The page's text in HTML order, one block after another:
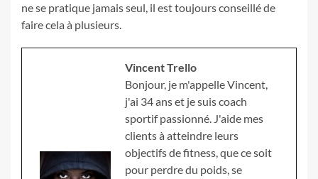
ne se pratique jamais seul, il est toujours conseillé de
faire cela à plusieurs.
Vincent Trello
Bonjour, je m'appelle Vincent,
j'ai 34 ans et je suis coach
sportif passionné. J'aide mes
clients à atteindre leurs
objectifs de fitness, que ce soit
pour perdre du poids, se